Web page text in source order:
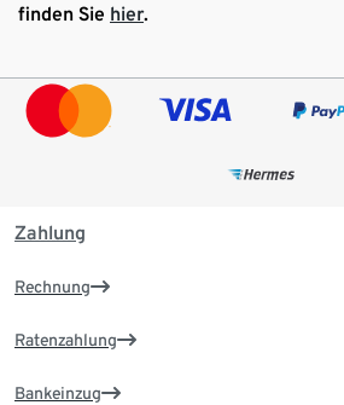
finden Sie hier.
Zahlung
Rechnung
Ratenzahlung
Bankeinzug